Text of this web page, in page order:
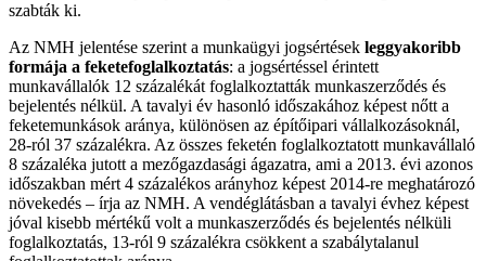
szabták ki.
Az NMH jelentése szerint a munkaügyi jogsértések leggyakoribb
formája a feketefoglalkoztatás: a jogsértéssel érintett
munkavállalók 12 százalékát foglalkoztatták munkaszerződés és
bejelentés nélkül. A tavalyi év hasonló időszakához képest nőtt a
feketemunkások aránya, különösen az építőipari vállalkozásoknál,
28-ról 37 százalékra. Az összes feketén foglalkoztatott munkavállaló
8 százaléka jutott a mezőgazdasági ágazatra, ami a 2013. évi azonos
időszakban mért 4 százalékos arányhoz képest 2014-re meghatározó
növekedés – írja az NMH. A vendéglátásban a tavalyi évhez képest
jóval kisebb mértékű volt a munkaszerződés és bejelentés nélküli
foglalkoztatás, 13-ról 9 százalékra csökkent a szabálytalanul